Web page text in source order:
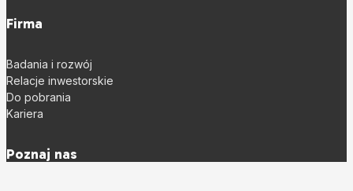
Firma
Badania i rozwój
Relacje inwestorskie
Do pobrania
Kariera
Poznaj nas